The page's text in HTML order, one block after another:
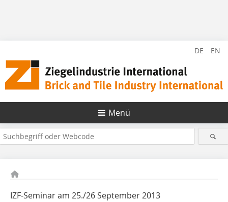
DE EN
Menü
IZF-Seminar am 25./26 September 2013